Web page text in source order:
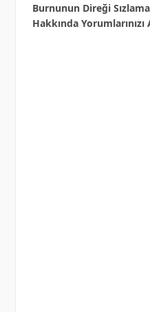
Burnunun Direği
Hakkında